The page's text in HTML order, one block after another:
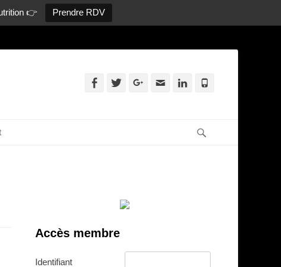
👉 Prendre RDV
FacebookTwitterGoogleplus
AdresseLinkedin
Accès membre
Identifiant